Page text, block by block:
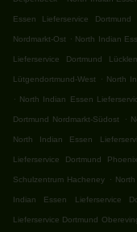
Essen Lieferservice Dortmund
Nordmarkt-Ost . North Indian
Lieferservice Dortmund
Lütgendortmund-West . North
. North Indian Essen
Dortmund Nordmarkt-Südost .
North Indian Essen
Lieferservice Dortmund
Schulzentrum Hacheney .
Indian Essen Lieferservice
Lieferservice Dortmund